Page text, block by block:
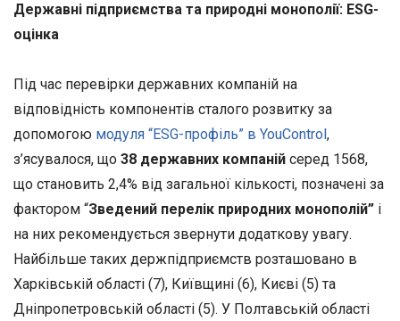
Державні підприємства та природні монополії: ESG-
оцінка
Під час перевірки державних компаній на
відповідність компонентів сталого розвитку за
допомогою модуля “ESG-профіль” в YouControl,
з’ясувалося, що 38 державних компаній серед 1568,
що становить 2,4% від загальної кількості, позначені за
фактором “Зведений перелік природних монополій” і
на них рекомендується звернути додаткову увагу.
Найбільше таких держпідприємств розташовано в
Харківській області (7), Київщині (6), Києві (5) та
Дніпропетровській області (5). У Полтавській області